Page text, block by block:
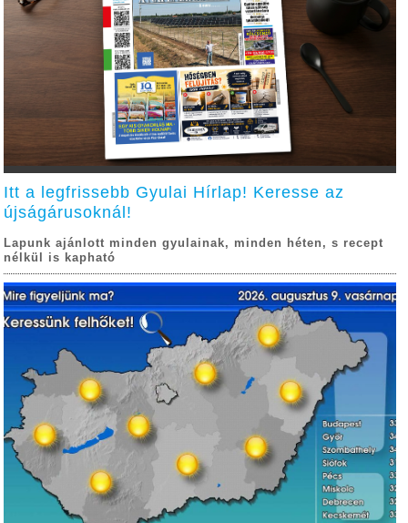
Itt a legfrissebb Gyulai Hírlap! Keresse az
újságárusoknál!
Lapunk ajánlott minden gyulainak, minden héten, s recept
nélkül is kapható